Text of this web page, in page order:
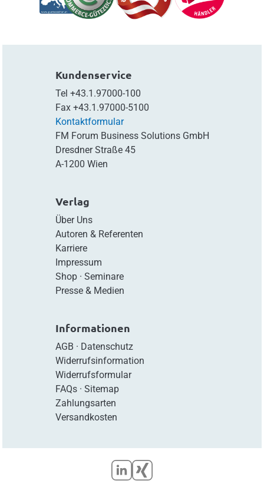
Kundenservice
Tel +43.1.97000-100
Fax +43.1.97000-5100
Kontaktformular
FM Forum Business Solutions GmbH
Dresdner Straße 45
A-1200 Wien
Verlag
Über Uns
Autoren & Referenten
Karriere
Impressum
Shop· Seminare
Presse & Medien
Informationen
AGB · Datenschutz
Widerrufsinformation
Widerrufsformular
FAQs· Sitemap
Zahlungsarten
Versandkosten